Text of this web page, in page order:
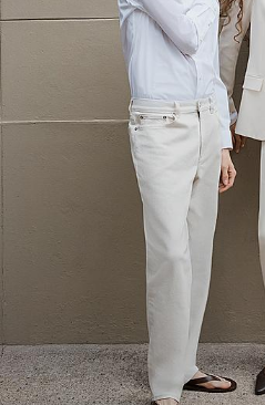
Notre Offre Lin
Découvrez la sérénité du tissu